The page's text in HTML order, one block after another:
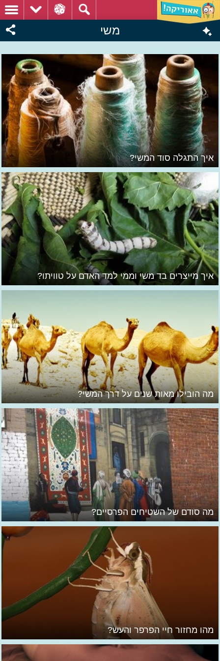
משי
איך התגלה סוד המשי?
איך מייצרים בד משי וממי למד האדם על טוויתו?
מה הובילו מאות שנים על דרך המשי?
מה סודם של השטיחים הפרסיים?
מהו מחזור חיי הפרפר והעש?